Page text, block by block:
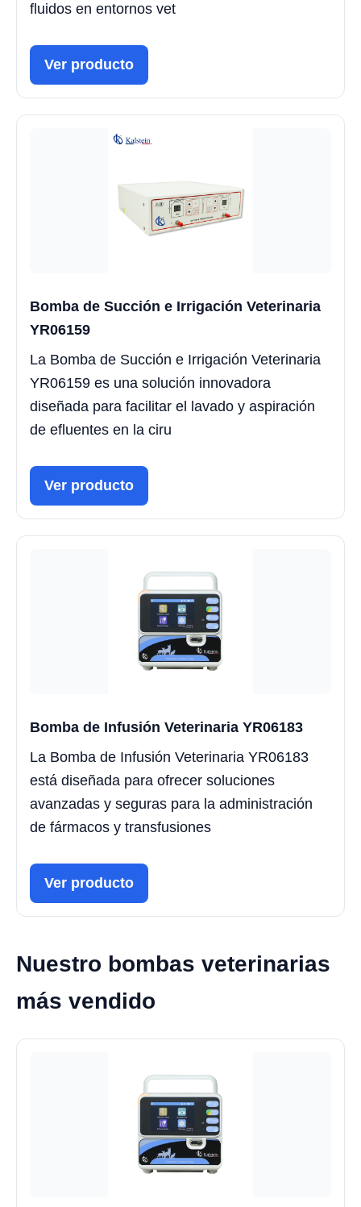
fluidos en entornos vet
Ver producto
Bomba de Succión e Irrigación Veterinaria
YR06159
La Bomba de Succión e Irrigación Veterinaria
YR06159 es una solución innovadora
diseñada para facilitar el lavado y aspiración
de efluentes en la ciru
Ver producto
Bomba de Infusión Veterinaria YR06183
La Bomba de Infusión Veterinaria YR06183
está diseñada para ofrecer soluciones
avanzadas y seguras para la administración
de fármacos y transfusiones
Ver producto
Nuestro bombas veterinarias
más vendido